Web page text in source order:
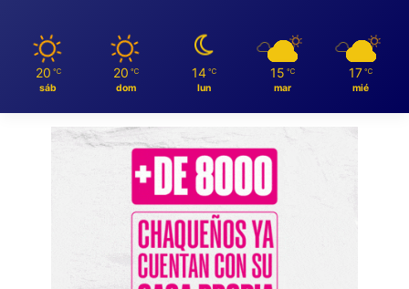
20 ℃
sáb
20 ℃
dom
14 ℃
lun
15 ℃
mar
17 ℃
mié